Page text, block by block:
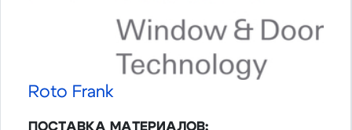
Roto Frank
ПОСТАВКА МАТЕРИАЛОВ: